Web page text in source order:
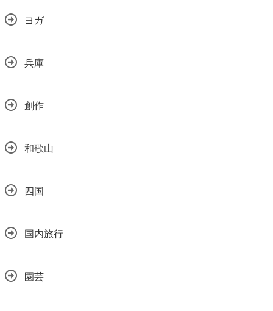
ヨガ
兵庫
創作
和歌山
四国
国内旅行
園芸